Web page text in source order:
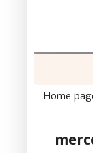
Home